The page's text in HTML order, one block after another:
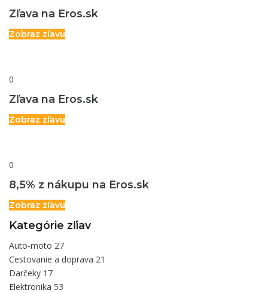
Zľava na Eros.sk
Zobraz zľavu
0
Zľava na Eros.sk
Zobraz zľavu
0
8,5% z nákupu na Eros.sk
Zobraz zľavu
Kategórie zľiav
Auto-moto 27
Cestovanie a doprava 21
Darčeky 17
Elektronika 53